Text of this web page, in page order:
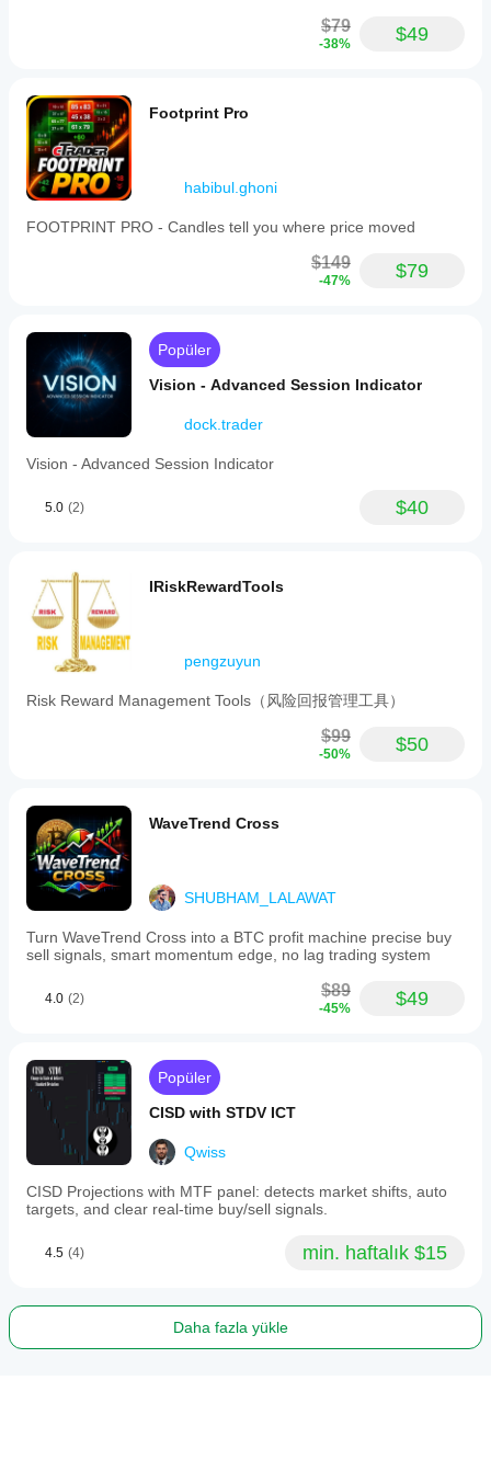
$79
-38% $49
Footprint Pro
habibul.ghoni
FOOTPRINT PRO - Candles tell you where price moved
$149
-47% $79
Popüler
Vision - Advanced Session Indicator
dock.trader
Vision - Advanced Session Indicator
5.0 (2) $40
IRiskRewardTools
pengzuyun
Risk Reward Management Tools（风险回报管理工具）
$99
-50% $50
WaveTrend Cross
SHUBHAM_LALAWAT
Turn WaveTrend Cross into a BTC profit machine precise buy
sell signals, smart momentum edge, no lag trading system
4.0 (2) $89
-45% $49
Popüler
CISD with STDV ICT
Qwiss
CISD Projections with MTF panel: detects market shifts, auto
targets, and clear real-time buy/sell signals.
4.5 (4) min. haftalık $15
Daha fazla yükle